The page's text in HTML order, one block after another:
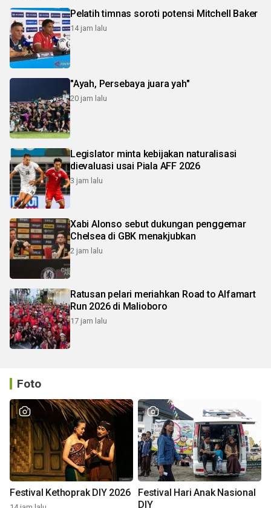
Pelatih timnas soroti potensi Mitchell Baker
14 jam lalu
"Ayah, Persebaya juara yah"
20 jam lalu
Legislator minta kebijakan naturalisasi
dievaluasi usai Piala AFF 2026
3 jam lalu
Xabi Alonso sebut dukungan penggemar
Chelsea di GBK menakjubkan
2 jam lalu
Ratusan pelari meriahkan Road to Alfamart
Run 2026 di Malioboro
17 jam lalu
Foto
Festival Kethoprak DIY 2026
Festival Hari Anak Nasional
DIY